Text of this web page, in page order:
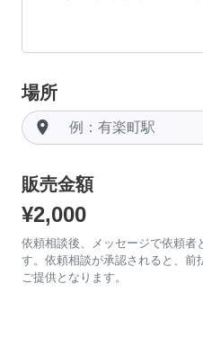
場所
room
販売金額
¥2,000
依頼相談後、メッセージで依頼者
す。依頼相談が承認されると、
ご提供となります。